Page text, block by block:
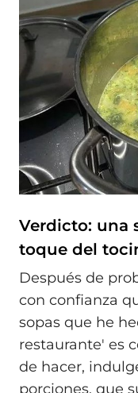
Verdicto: una
toque del
Después de
con confianza
sopas que he
restaurante' es
de hacer,
porciones, que